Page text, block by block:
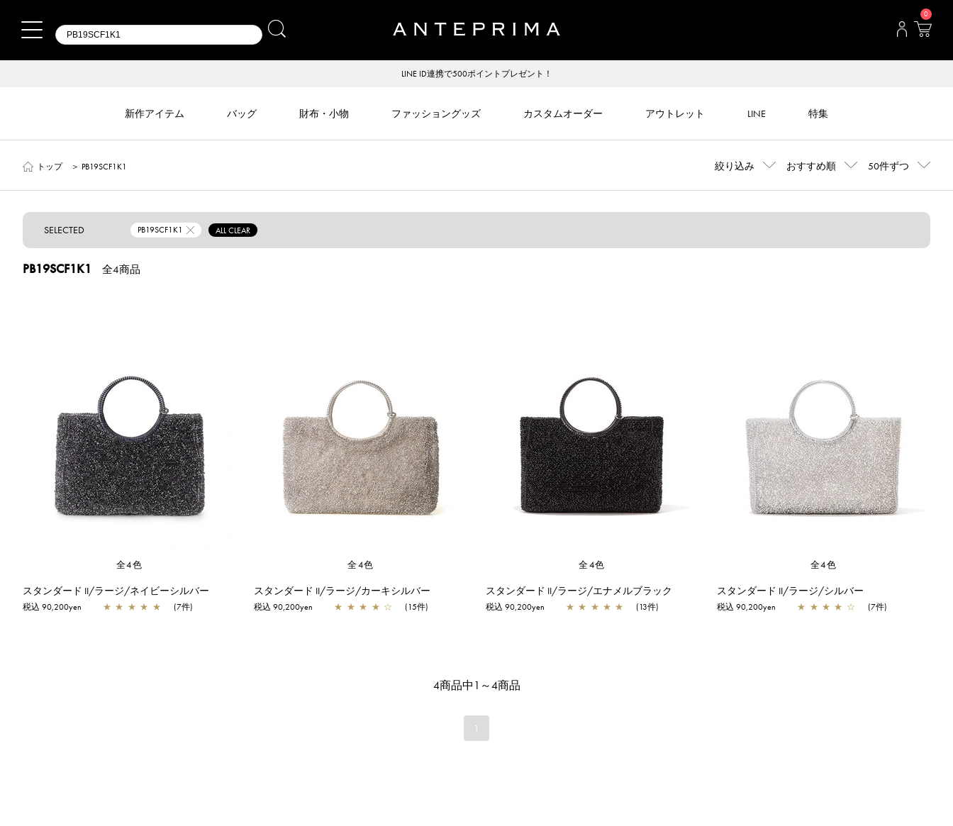
0
LINE ID連携で500ポイントプレゼント！
新作アイテム バッグ 財布・小物 ファッショングッズ カスタムオーダー アウトレット LINE 特集
トップ ＞ PB19SCF1K1 絞り込み おすすめ順 50件ずつ
SELECTED PB19SCF1K1 ALL CLEAR
PB19SCF1K1 全4商品
全4色
スタンダード II/ラージ/ネイビーシルバー
税込 90,200yen ★ ★ ★ ★ ★ (7件)
全4色
スタンダード II/ラージ/カーキシルバー
税込 90,200yen ★ ★ ★ ★ ☆ (15件)
全4色
スタンダード II/ラージ/エナメルブラック
税込 90,200yen ★ ★ ★ ★ ★ (13件)
全4色
スタンダード II/ラージ/シルバー
税込 90,200yen ★ ★ ★ ★ ☆ (7件)
4商品中1～4商品
1